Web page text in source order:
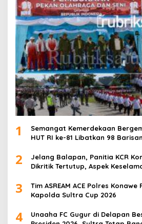
1
Semangat Kemerdekaan
HUT RI ke-81 Libatkan 98 Barisan
2
Jelang Balapan, Panitia KCR
Dikritik Tertutup, Aspek
3
Tim ASREAM ACE Polres
Kapolda Sultra Cup 2026
4
Unaaha FC Gugur di Delapan